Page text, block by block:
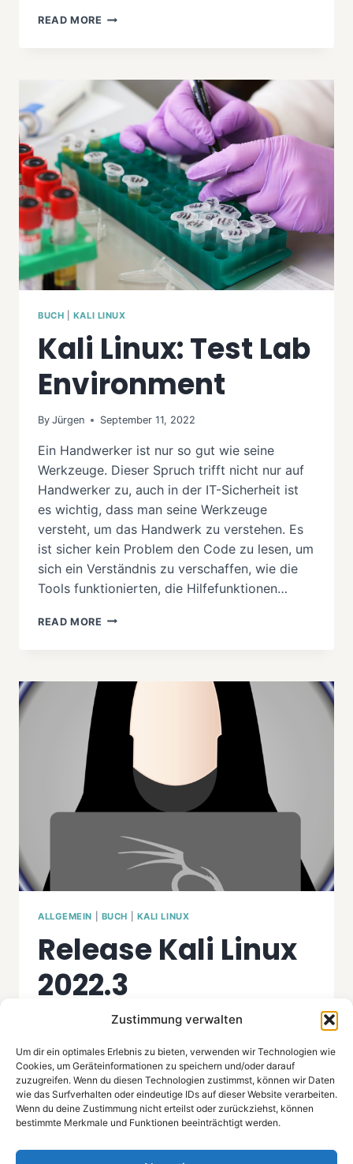
Zustimmung verwalten
Um dir ein optimales Erlebnis zu bieten, verwenden wir Technologien wie
Cookies, um Geräteinformationen zu speichern und/oder darauf
zuzugreifen. Wenn du diesen Technologien zustimmst, können wir Daten
wie das Surfverhalten oder eindeutige IDs auf dieser Website verarbeiten.
Wenn du deine Zustimmung nicht erteilst oder zurückziehst, können
bestimmte Merkmale und Funktionen beeinträchtigt werden.
READ MORE RELEASE
BUCH KALI LINUX
Kali Linux: Test Lab
Environment
By Jürgen September 11, 2022
Ein Handwerker ist nur so gut wie seine
Werkzeuge. Dieser Spruch trifft nicht nur auf
Handwerker zu, auch in der IT-Sicherheit ist
es wichtig, dass man seine Werkzeuge
versteht, um das Handwerk zu verstehen. Es
ist sicher kein Problem den Code zu lesen, um
sich ein Verständnis zu verschaffen, wie die
Tools funktionierten, die Hilfefunktionen…
READ MORE KALI
ENVIRONMENT
ALLGEMEIN BUCH KALI LINUX
Release Kali Linux
2022.3
August 15, 2022
Ende August bzw. Anfang September kann
man in der Regel mit einem neuen Release von
Kali Linux rechnen. Das 2022.3 Release war
etwas überraschend, es wurde dieses Jahr
Anfang August veröffentlicht, als gerade das
„Hacker Summer Camp 2022“ (BlackHat USA,